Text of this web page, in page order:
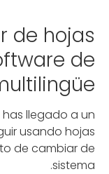
de hojas
de
llegado a un
usando hojas
de cambiar de
sistema.